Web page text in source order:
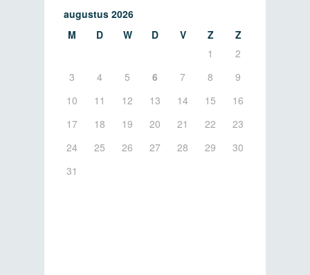
augustus 2026
M
D W D V Z
Z
1
2
3
4 5 6 7 8
9
10
11 12 13 14 15
16
17
18 19 20 21 22
23
24
25 26 27 28 29
30
31